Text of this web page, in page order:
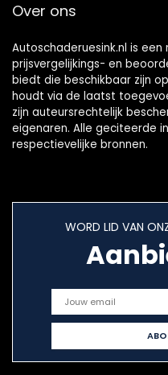
Over ons
Autoschaderuesink.nl is
prijsvergelijkings- en
biedt die beschikbaar zijn
houdt via de laatst
zijn auteursrechtelijk
eigenaren. Alle geciteerde
respectievelijke bronnen.
WORD LID VAN